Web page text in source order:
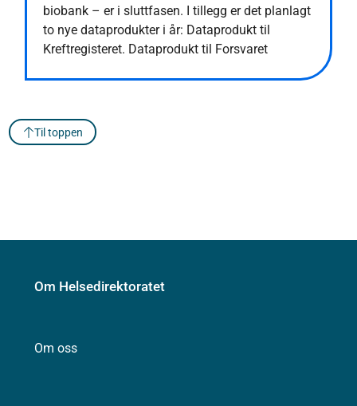
biobank – er i sluttfasen. I tillegg er det planlagt
to nye dataprodukter i år: Dataprodukt til
Kreftregisteret. Dataprodukt til Forsvaret
Til toppen
Om Helsedirektoratet
Om oss